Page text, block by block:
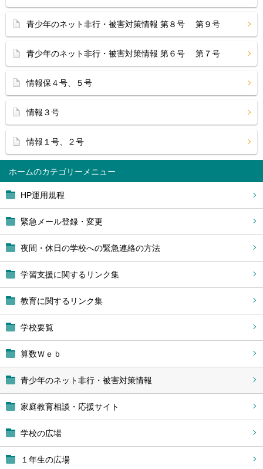
ホーム
HP運用規程
緊急メール登録・変更
夜間・休日の学校への緊急連絡の方法
学習支援に関するリンク集
教育に関するリンク集
学校要覧
算数Ｗｅｂ
青少年のネット非行・被害対策情報
家庭教育相談・応援サイト
学校の広場
１年生の広場
青少年のネット非行・被害対策情報 第８号 第９号
青少年のネット非行・被害対策情報 第６号 第７号
情報保４号、５号
情報３号
情報１号、２号